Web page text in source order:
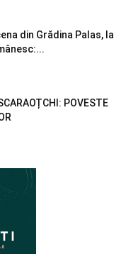
din Grădina Palas, la
POVESTE